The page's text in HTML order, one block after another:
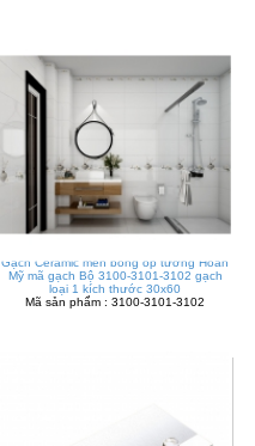
Gạch Ceramic men bóng ốp tường Hoàn
Mỹ mã gạch Bộ 3100-3101-3102 gạch
loại 1 kích thước 30x60
Mã sản phẩm : 3100-3101-3102